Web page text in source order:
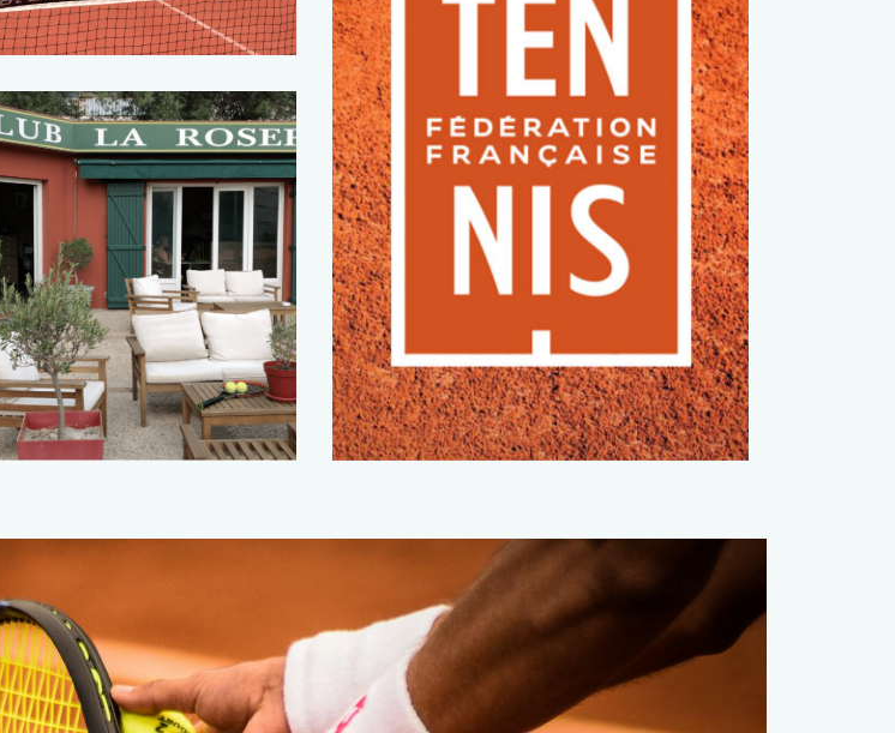
CLUB HOUSE BAR
Tennis
FFT
Tennis